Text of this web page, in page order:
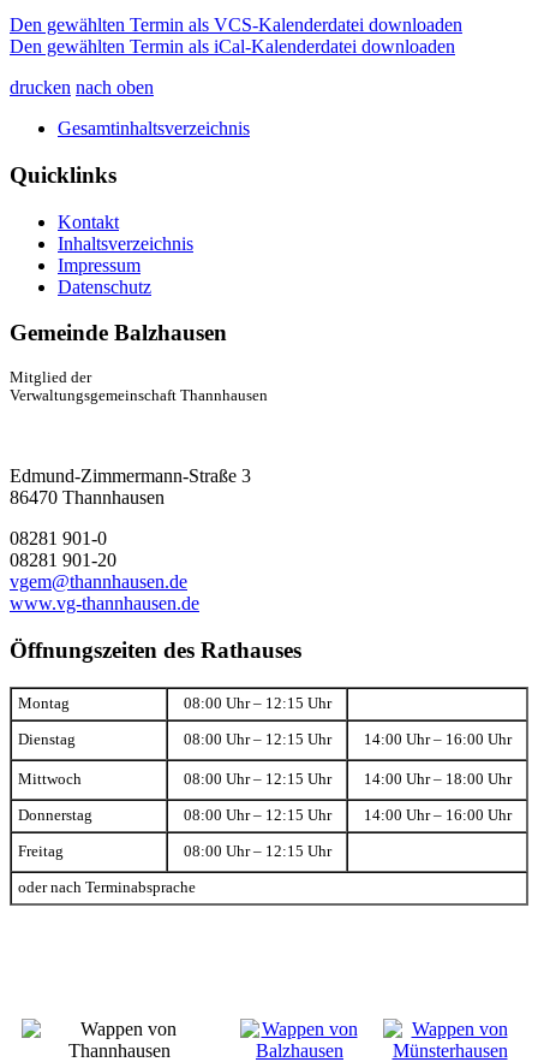
Den gewählten Termin als VCS-Kalenderdatei downloaden
Den gewählten Termin als iCal-Kalenderdatei downloaden
drucken nach oben
Gesamtinhaltsverzeichnis
Quicklinks
Kontakt
Inhaltsverzeichnis
Impressum
Datenschutz
Gemeinde Balzhausen
Mitglied der
Verwaltungsgemeinschaft Thannhausen
Edmund-Zimmermann-Straße 3
86470 Thannhausen
08281 901-0
08281 901-20
vgem@thannhausen.de
www.vg-thannhausen.de
Öffnungszeiten des Rathauses
Montag 08:00 Uhr – 12:15 Uhr
Dienstag 08:00 Uhr – 12:15 Uhr 14:00 Uhr – 16:00 Uhr
Mittwoch 08:00 Uhr – 12:15 Uhr 14:00 Uhr – 18:00 Uhr
Donnerstag 08:00 Uhr – 12:15 Uhr 14:00 Uhr – 16:00 Uhr
Freitag 08:00 Uhr – 12:15 Uhr
oder nach Terminabsprache